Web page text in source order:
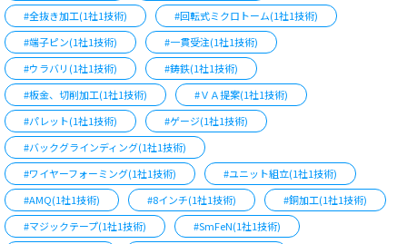
#全抜き加工(1社1技術)
#回転式ミクロトーム(1社1技術)
#端子ピン(1社1技術)
#一貫受注(1社1技術)
#ウラバリ(1社1技術)
#鋳鉄(1社1技術)
#板金、切削加工(1社1技術)
#ＶＡ提案(1社1技術)
#パレット(1社1技術)
#ゲージ(1社1技術)
#バックグラインディング(1社1技術)
#ワイヤーフォーミング(1社1技術)
#ユニット組立(1社1技術)
#AMQ(1社1技術)
#8インチ(1社1技術)
#銅加工(1社1技術)
#マジックテープ(1社1技術)
#SmFeN(1社1技術)